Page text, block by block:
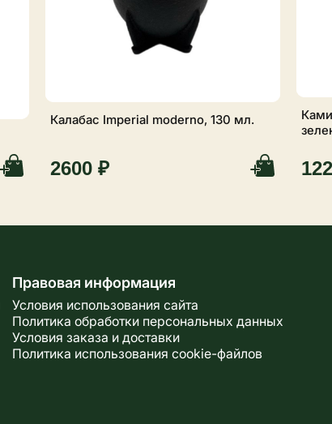
Калабас Imperial moderno, 130 мл.
2600 ₽
Правовая информация
Условия использования сайта
Политика обработки персональных данных
Условия заказа и доставки
Политика использования cookie-файлов